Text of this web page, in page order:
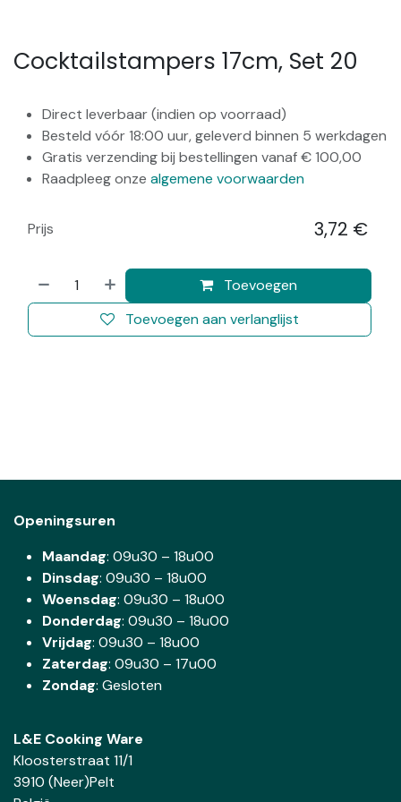
Cocktailstampers 17cm, Set 20
Direct leverbaar (indien op voorraad)
Besteld vóór 18:00 uur, geleverd binnen 5 werkdagen
Gratis verzending bij bestellingen vanaf € 100,00
Raadpleeg onze algemene voorwaarden
Toevoegen
Toevoegen aan verlanglijst
Prijs 3,72 €
Openingsuren
Maandag: 09u30 – 18u00
Dinsdag: 09u30 – 18u00
Woensdag: 09u30 – 18u00
Donderdag: 09u30 – 18u00
Vrijdag: 09u30 – 18u00
Zaterdag: 09u30 – 17u00
Zondag: Gesloten
L&E Cooking Ware
Kloosterstraat 11/1
3910 (Neer)Pelt